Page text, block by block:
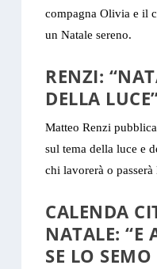
compagna Olivia e il
un Natale sereno.
RENZI:
DELLA
Matteo Renzi
sul tema della luce e
chi lavorerà o passerà
CALENDA
NATALE: “E
SE LO